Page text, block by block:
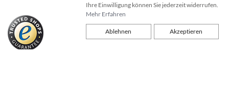
Ihre Einwilligung können Sie jederzeit widerrufen.
Mehr Erfahren
Ablehnen Akzeptieren